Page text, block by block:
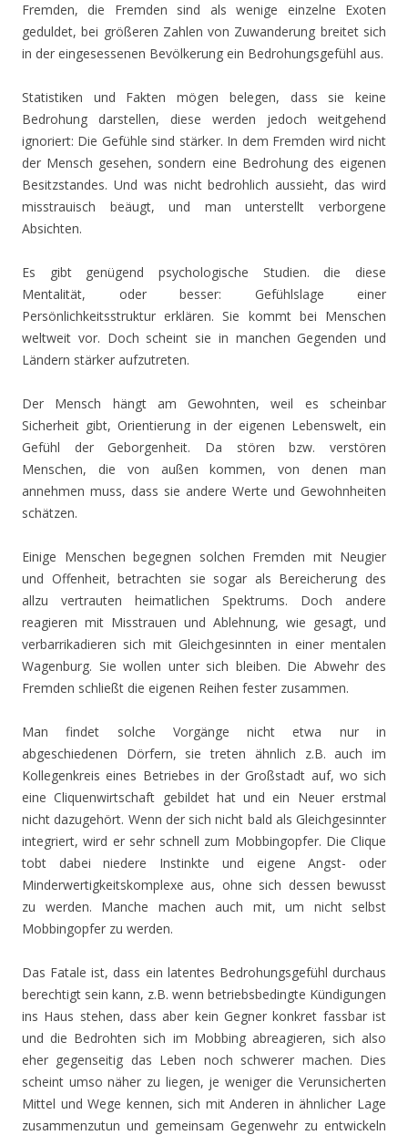
Fremden, die Fremden sind als wenige einzelne Exoten
geduldet, bei größeren Zahlen von Zuwanderung breitet sich
in der eingesessenen Bevölkerung ein Bedrohungsgefühl aus.
Statistiken und Fakten mögen belegen, dass sie keine
Bedrohung darstellen, diese werden jedoch weitgehend
ignoriert: Die Gefühle sind stärker. In dem Fremden wird nicht
der Mensch gesehen, sondern eine Bedrohung des eigenen
Besitzstandes. Und was nicht bedrohlich aussieht, das wird
misstrauisch beäugt, und man unterstellt verborgene
Absichten.
Es gibt genügend psychologische Studien. die diese
Mentalität, oder besser: Gefühlslage einer
Persönlichkeitsstruktur erklären. Sie kommt bei Menschen
weltweit vor. Doch scheint sie in manchen Gegenden und
Ländern stärker aufzutreten.
Der Mensch hängt am Gewohnten, weil es scheinbar
Sicherheit gibt, Orientierung in der eigenen Lebenswelt, ein
Gefühl der Geborgenheit. Da stören bzw. verstören
Menschen, die von außen kommen, von denen man
annehmen muss, dass sie andere Werte und Gewohnheiten
schätzen.
Einige Menschen begegnen solchen Fremden mit Neugier
und Offenheit, betrachten sie sogar als Bereicherung des
allzu vertrauten heimatlichen Spektrums. Doch andere
reagieren mit Misstrauen und Ablehnung, wie gesagt, und
verbarrikadieren sich mit Gleichgesinnten in einer mentalen
Wagenburg. Sie wollen unter sich bleiben. Die Abwehr des
Fremden schließt die eigenen Reihen fester zusammen.
Man findet solche Vorgänge nicht etwa nur in
abgeschiedenen Dörfern, sie treten ähnlich z.B. auch im
Kollegenkreis eines Betriebes in der Großstadt auf, wo sich
eine Cliquenwirtschaft gebildet hat und ein Neuer erstmal
nicht dazugehört. Wenn der sich nicht bald als Gleichgesinnter
integriert, wird er sehr schnell zum Mobbingopfer. Die Clique
tobt dabei niedere Instinkte und eigene Angst- oder
Minderwertigkeitskomplexe aus, ohne sich dessen bewusst
zu werden. Manche machen auch mit, um nicht selbst
Mobbingopfer zu werden.
Das Fatale ist, dass ein latentes Bedrohungsgefühl durchaus
berechtigt sein kann, z.B. wenn betriebsbedingte Kündigungen
ins Haus stehen, dass aber kein Gegner konkret fassbar ist
und die Bedrohten sich im Mobbing abreagieren, sich also
eher gegenseitig das Leben noch schwerer machen. Dies
scheint umso näher zu liegen, je weniger die Verunsicherten
Mittel und Wege kennen, sich mit Anderen in ähnlicher Lage
zusammenzutun und gemeinsam Gegenwehr zu entwickeln